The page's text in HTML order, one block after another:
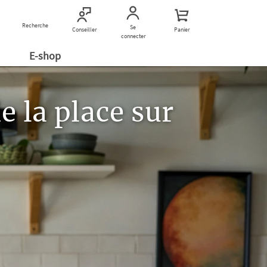
Recherche Conseiller
Se
connecter
Panier
Nous contacter
E-shop
la place sur